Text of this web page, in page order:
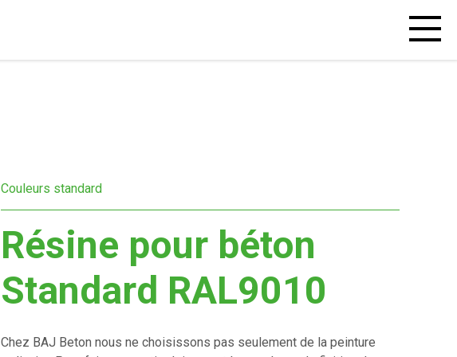
Open
mobiel
Couleurs standard
Résine pour béton
Standard RAL9010
Chez BAJ Beton nous ne choisissons pas seulement de la peinture